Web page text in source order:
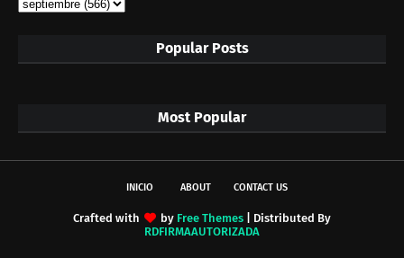
Popular Posts
Most Popular
INICIO ABOUT CONTACT US
Crafted with by Free Themes | Distributed By
RDFIRMAAUTORIZADA